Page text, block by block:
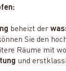
beheizt der
Sie den
Räume mit
und